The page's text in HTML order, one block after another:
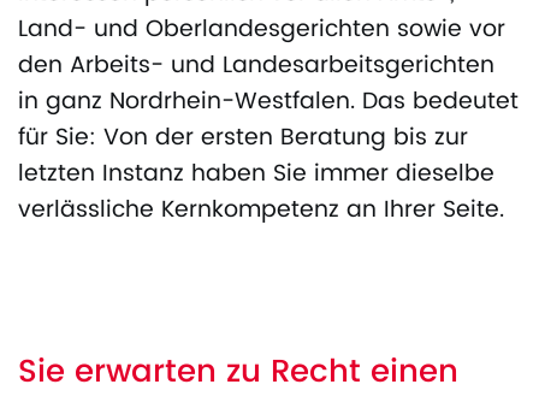
Land- und Oberlandesgerichten sowie vor
den Arbeits- und Landesarbeitsgerichten
in ganz Nordrhein-Westfalen. Das bedeutet
für Sie: Von der ersten Beratung bis zur
letzten Instanz haben Sie immer dieselbe
verlässliche Kernkompetenz an Ihrer Seite.
Sie erwarten zu Recht einen